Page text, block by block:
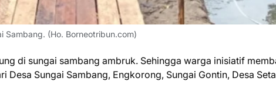
Sambang. (Ho. Borneotribun.com)
di sungai sambang ambruk. Sehingga warga inisiatif
Desa Sungai Sambang, Engkorong, Sungai Gontin, Desa